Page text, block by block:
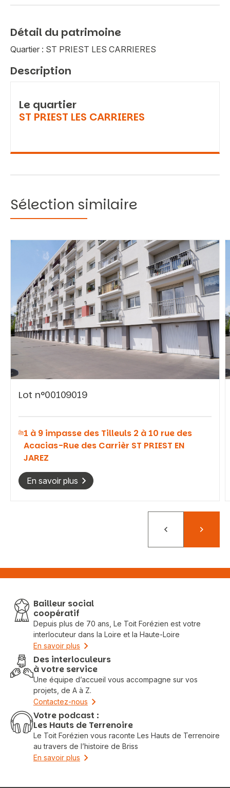
Rechercher
Détail du patrimoine
Quartier : ST PRIEST LES CARRIERES
Description
Le quartier
ST PRIEST LES CARRIERES
Sélection similaire
Lot n°00109019
1 à 9 impasse des Tilleuls 2 à 10 rue des
Acacias-Rue des Carrièr ST PRIEST EN
JAREZ
En savoir plus
PrécédentSuivant
Bailleur social
coopératif
Depuis plus de 70 ans, Le Toit Forézien est votre
interlocuteur dans la Loire et la Haute-Loire
En savoir plus
Des interloculeurs
à votre service
Une équipe d’accueil vous accompagne sur vos
projets, de A à Z.
Contactez-nous
Votre podcast :
Les Hauts de Terrenoire
Le Toit Forézien vous raconte Les Hauts de Terrenoire
au travers de l’histoire de Briss
En savoir plus